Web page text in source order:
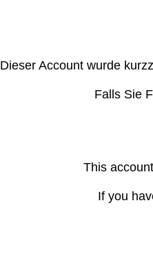
Dieser Account wurde
Falls Sie
This
If you